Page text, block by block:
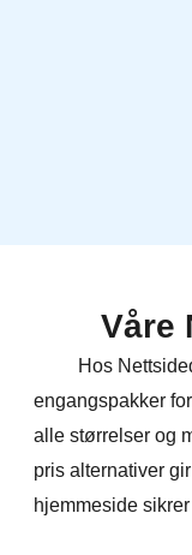
Våre
Hos
engangspakker
alle størrelser og
pris alternativer
hjemmeside